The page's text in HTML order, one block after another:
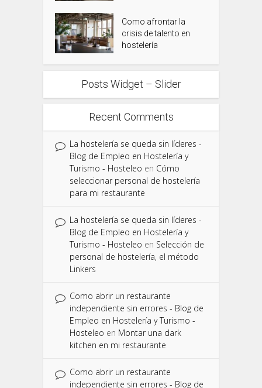
Como afrontar la
crisis de talento en
hostelería
Posts Widget – Slider
Recent Comments
La hostelería se queda sin líderes -
Blog de Empleo en Hostelería y
Turismo - Hosteleo en Cómo
seleccionar personal de hostelería
para mi restaurante
La hostelería se queda sin líderes -
Blog de Empleo en Hostelería y
Turismo - Hosteleo en Selección de
personal de hostelería, el método
Linkers
Como abrir un restaurante
independiente sin errores - Blog de
Empleo en Hostelería y Turismo -
Hosteleo en Montar una dark
kitchen en mi restaurante
Como abrir un restaurante
independiente sin errores - Blog de